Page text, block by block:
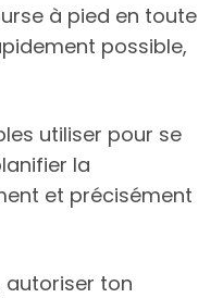
à pied en toute
possible,
utiliser pour se
la
et précisément
autoriser ton